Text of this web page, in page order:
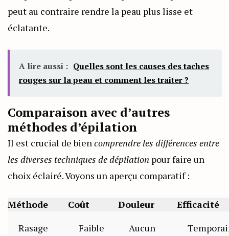
peut au contraire rendre la peau plus lisse et
éclatante.
A lire aussi : Quelles sont les causes des taches
rouges sur la peau et comment les traiter ?
Comparaison avec d’autres
méthodes d’épilation
Il est crucial de biencomprendre les différences entre
les diverses techniques de dépilation pour faire un
choix éclairé. Voyons un aperçu comparatif :
Méthode Coût Douleur
Efficacité
Rasage
Faible Aucun